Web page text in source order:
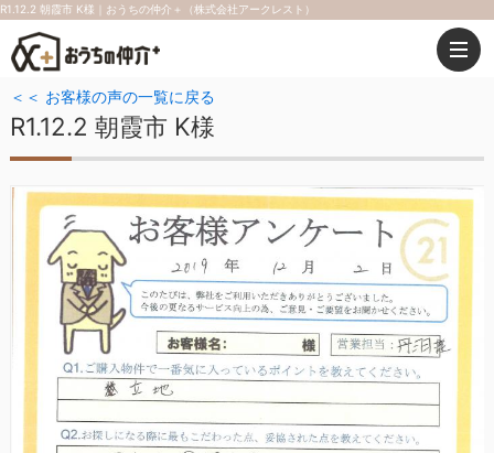
R1.12.2 朝霞市 K様｜おうちの仲介＋（株式会社アークレスト）
＜＜ お客様の声の一覧に戻る
R1.12.2 朝霞市 K様